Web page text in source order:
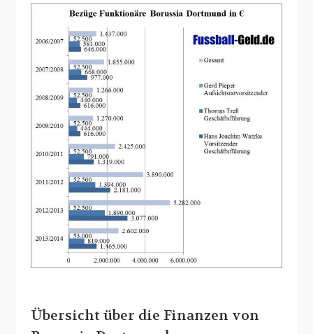
Übersicht über die Finanzen von